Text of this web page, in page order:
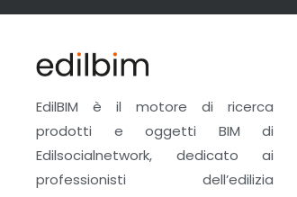
EdilBIM è il motore di ricerca
prodotti e oggetti BIM di
Edilsocialnetwork, dedicato ai
professionisti dell’edilizia